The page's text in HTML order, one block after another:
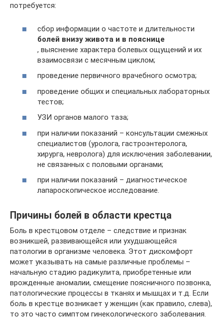
потребуется:
сбор информации о частоте и длительности
болей внизу живота и в пояснице
, выяснение характера болевых ощущений и их
взаимосвязи с месячным циклом;
проведение первичного врачебного осмотра;
проведение общих и специальных лабораторных
тестов;
УЗИ органов малого таза;
при наличии показаний – консультации смежных
специалистов (уролога, гастроэнтеролога,
хирурга, невролога) для исключения заболевании,
не связанных с половыми органами;
при наличии показаний – диагностическое
лапароскопическое исследование.
Причины болей в области крестца
Боль в крестцовом отделе – следствие и признак
возникшей, развивающейся или ухудшающейся
патологии в организме человека. Этот дискомфорт
может указывать на самые различные проблемы –
начальную стадию радикулита, приобретенные или
врожденные аномалии, смещение поясничного позвонка,
патологические процессы в тканях и мышцах и т.д. Если
боль в крестце возникает у женщин (как правило, слева),
то это часто симптом гинекологического заболевания.